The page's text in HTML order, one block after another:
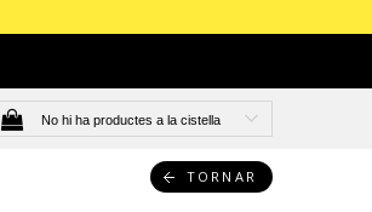
No hi ha productes a la cistella
TORNAR